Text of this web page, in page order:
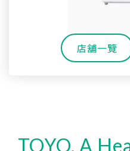
店舖一覽
TOYO, A